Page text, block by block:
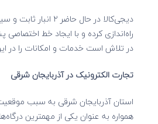
دیجی‌کالا در حال حاضر ۲
راه‌اندازی کرده و با ایجاد خط اختصاصی
در تلاش است خدمات و امکانات را در
تجارت الکترونیک در آذربایجان شرقی
استان آذربایجان شرقی به سبب
همواره به عنوان یکی از مهمترین